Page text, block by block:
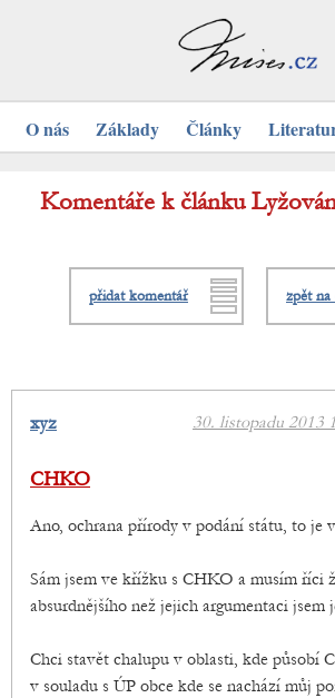
O nás Základy Články
Komentáře k článku
přidat komentář zpět na
30. listopadu 2013
xyz
CHKO
Ano, ochrana přírody v podání státu, to je
Sám jsem ve křížku s CHKO a musím říci
absurdnějšího než jejich argumentaci jsem
Chci stavět chalupu v oblasti, kde působí
v souladu s ÚP obce kde se nachází můj